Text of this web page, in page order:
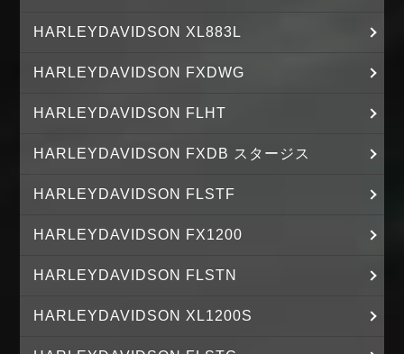
HARLEYDAVIDSON XL883L
HARLEYDAVIDSON FXDWG
HARLEYDAVIDSON FLHT
HARLEYDAVIDSON FXDB スタージス
HARLEYDAVIDSON FLSTF
HARLEYDAVIDSON FX1200
HARLEYDAVIDSON FLSTN
HARLEYDAVIDSON XL1200S